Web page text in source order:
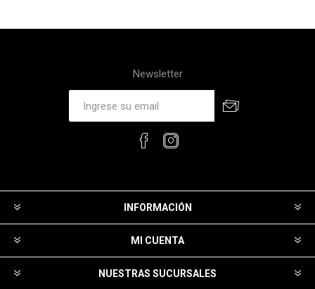
Newsletter
INFORMACIÓN
MI CUENTA
NUESTRAS SUCURSALES